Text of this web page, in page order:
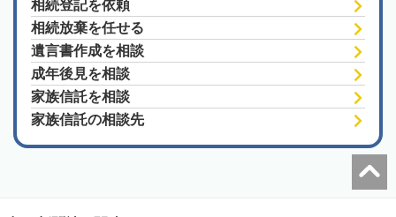
相続登記を依頼
相続放棄を任せる
遺言書作成を相談
成年後見を相談
家族信託を相談
家族信託の相談先